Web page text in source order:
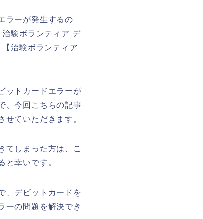
ラーが発生するの
験ボランティア デ
治験ボランティア
ットカードエラーが
、今回こちらの記事
せていただきます。
てしまった方は、こ
と幸いです。
、デビットカードを
ーの問題を解決でき